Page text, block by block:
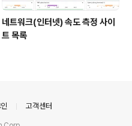
네트워크(인터넷) 속도 측정 사이
트 목록
고객센터